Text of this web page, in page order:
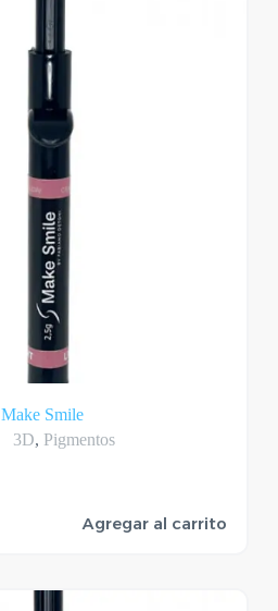
Make Smile
3D, Pigmentos
Agregar al carrito